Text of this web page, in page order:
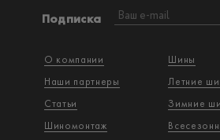
О компании
Наши партнеры
Статьи
Шиномонтаж
Шины
Летние
Зимние
Подписка